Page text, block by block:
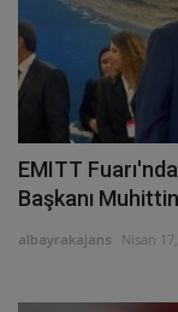
EMITT
Başkanı
albayrakajans Nisan